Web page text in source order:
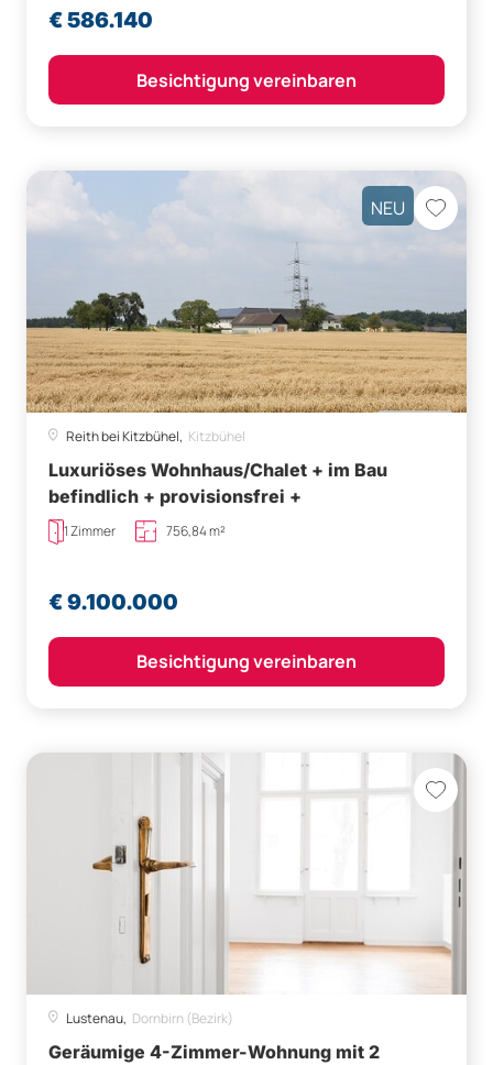
€ 586.140
Besichtigung vereinbaren
NEU
Reith bei Kitzbühel, Kitzbühel
Luxuriöses Wohnhaus/Chalet + im Bau
befindlich + provisionsfrei +
1 Zimmer 756,84 m²
€ 9.100.000
Besichtigung vereinbaren
Lustenau, Dornbirn (Bezirk)
Geräumige 4-Zimmer-Wohnung mit 2